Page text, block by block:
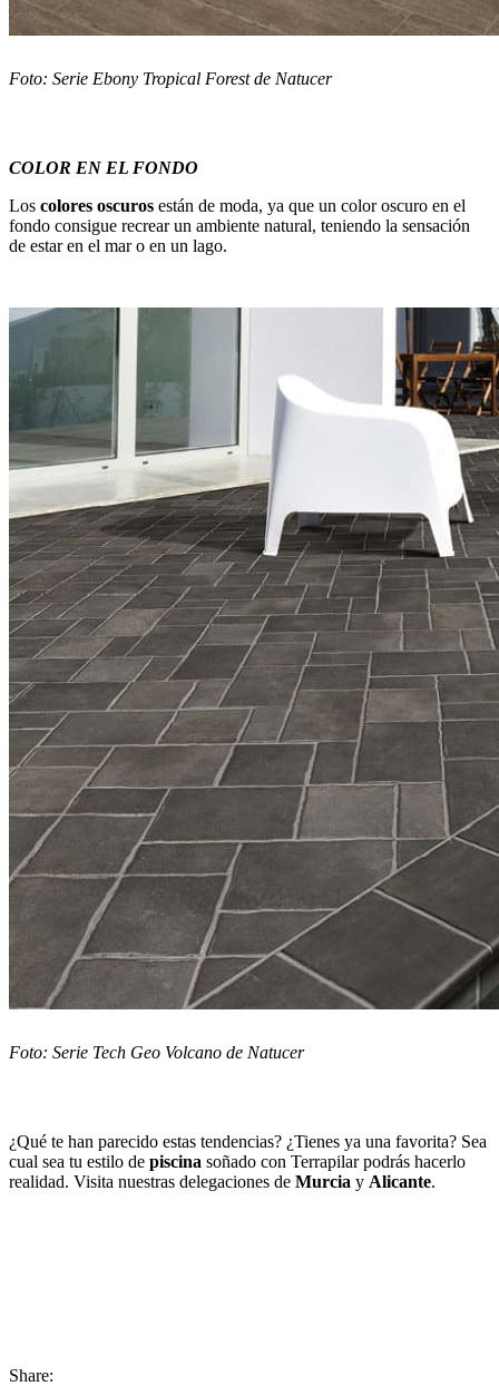
Foto: Serie Ebony Tropical Forest de Natucer
COLOR EN EL FONDO
Los colores oscuros están de moda, ya que un color oscuro en el
fondo consigue recrear un ambiente natural, teniendo la sensación
de estar en el mar o en un lago.
Foto: Serie Tech Geo Volcano de Natucer
¿Qué te han parecido estas tendencias? ¿Tienes ya una favorita? Sea
cual sea tu estilo de piscina soñado con Terrapilar podrás hacerlo
realidad. Visita nuestras delegaciones de Murcia y Alicante.
Share: